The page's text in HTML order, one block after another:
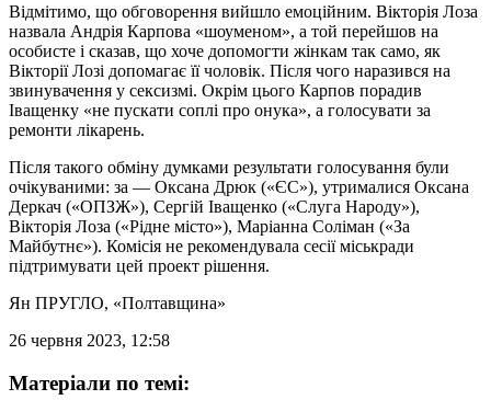
Відмітимо, що обговорення вийшло емоційним. Вікторія Лоза
назвала Андрія Карпова «шоуменом», а той перейшов на
особисте і сказав, що хоче допомогти жінкам так само, як
Вікторії Лозі допомагає її чоловік. Після чого наразився на
звинувачення у сексизмі. Окрім цього Карпов порадив
Іващенку «не пускати соплі про онука», а голосувати за
ремонти лікарень.
Після такого обміну думками результати голосування були
очікуваними: за — Оксана Дрюк («ЄС»), утрималися Оксана
Деркач («ОПЗЖ»), Сергій Іващенко («Слуга Народу»),
Вікторія Лоза («Рідне місто»), Маріанна Соліман («За
Майбутнє»). Комісія не рекомендувала сесії міськради
підтримувати цей проект рішення.
Ян ПРУГЛО, «Полтавщина»
26 червня 2023, 12:58
Матеріали по темі: